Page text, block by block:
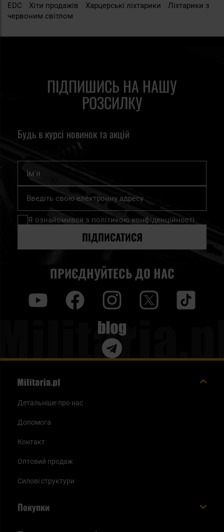
EDC
Хіти продажів Харцерські ліхтарики
Ліхтарики з
червоним світлом
ПІДПИШИСЬ НА НАШУ
РОЗСИЛКУ
Будь в курсі новинок та акцій
Підпишіться
нашу
розсилку
Я ознайомився з політикою конфіденційності
ПІДПИСАТИСЯ
ПРИЄДНУЙТЕСЬ ДО НАС
Blog
Детальніше про нас
Допомога
Контакт
Оптовий продаж
Силові структури
Покупки